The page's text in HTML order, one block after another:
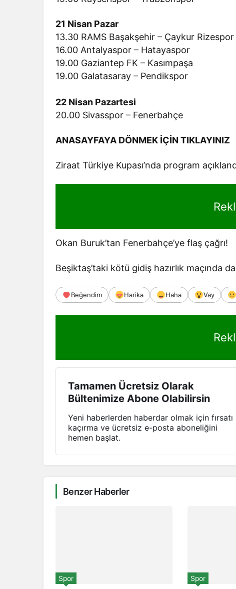
21 Nisan Pazar
13.30 RAMS Başakşehir – Çaykur Rizespor
16.00 Antalyaspor – Hatayaspor
19.00 Gaziantep FK – Kasımpaşa
19.00 Galatasaray – Pendikspor
22 Nisan Pazartesi
20.00 Sivasspor – Fenerbahçe
ANASAYFAYA DÖNMEK İÇİN TIKLAYINIZ
Ziraat Türkiye Kupası’nda program
Okan Buruk’tan Fenerbahçe’ye flaş çağrı!
Beşiktaş’taki kötü gidiş hazırlık maçında
Beğendim Harika Haha Vay
Tamamen Ücretsiz Olarak
Bültenimize Abone Olabilirsin
Yeni haberlerden haberdar olmak için fırsatı
kaçırma ve ücretsiz e-posta aboneliğini
hemen başlat.
Benzer Haberler
Spor Spor